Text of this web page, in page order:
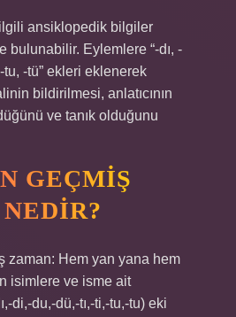
ansiklopedik bilgiler
bulunabilir. Eylemlere “-dı, -
tu, -tü” ekleri eklenerek
bildirilmesi, anlatıcının
ve tanık olduğunu
GEÇMIŞ
zaman: Hem yan yana hem
isimlere ve isme ait
di,-du,-dü,-tı,-ti,-tu,-tu) eki